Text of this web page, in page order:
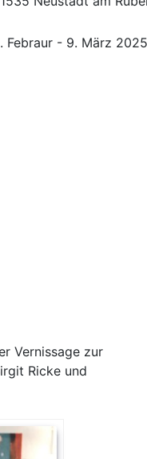
Febraur - 9. März 2025
Vernissage zur
Ricke und